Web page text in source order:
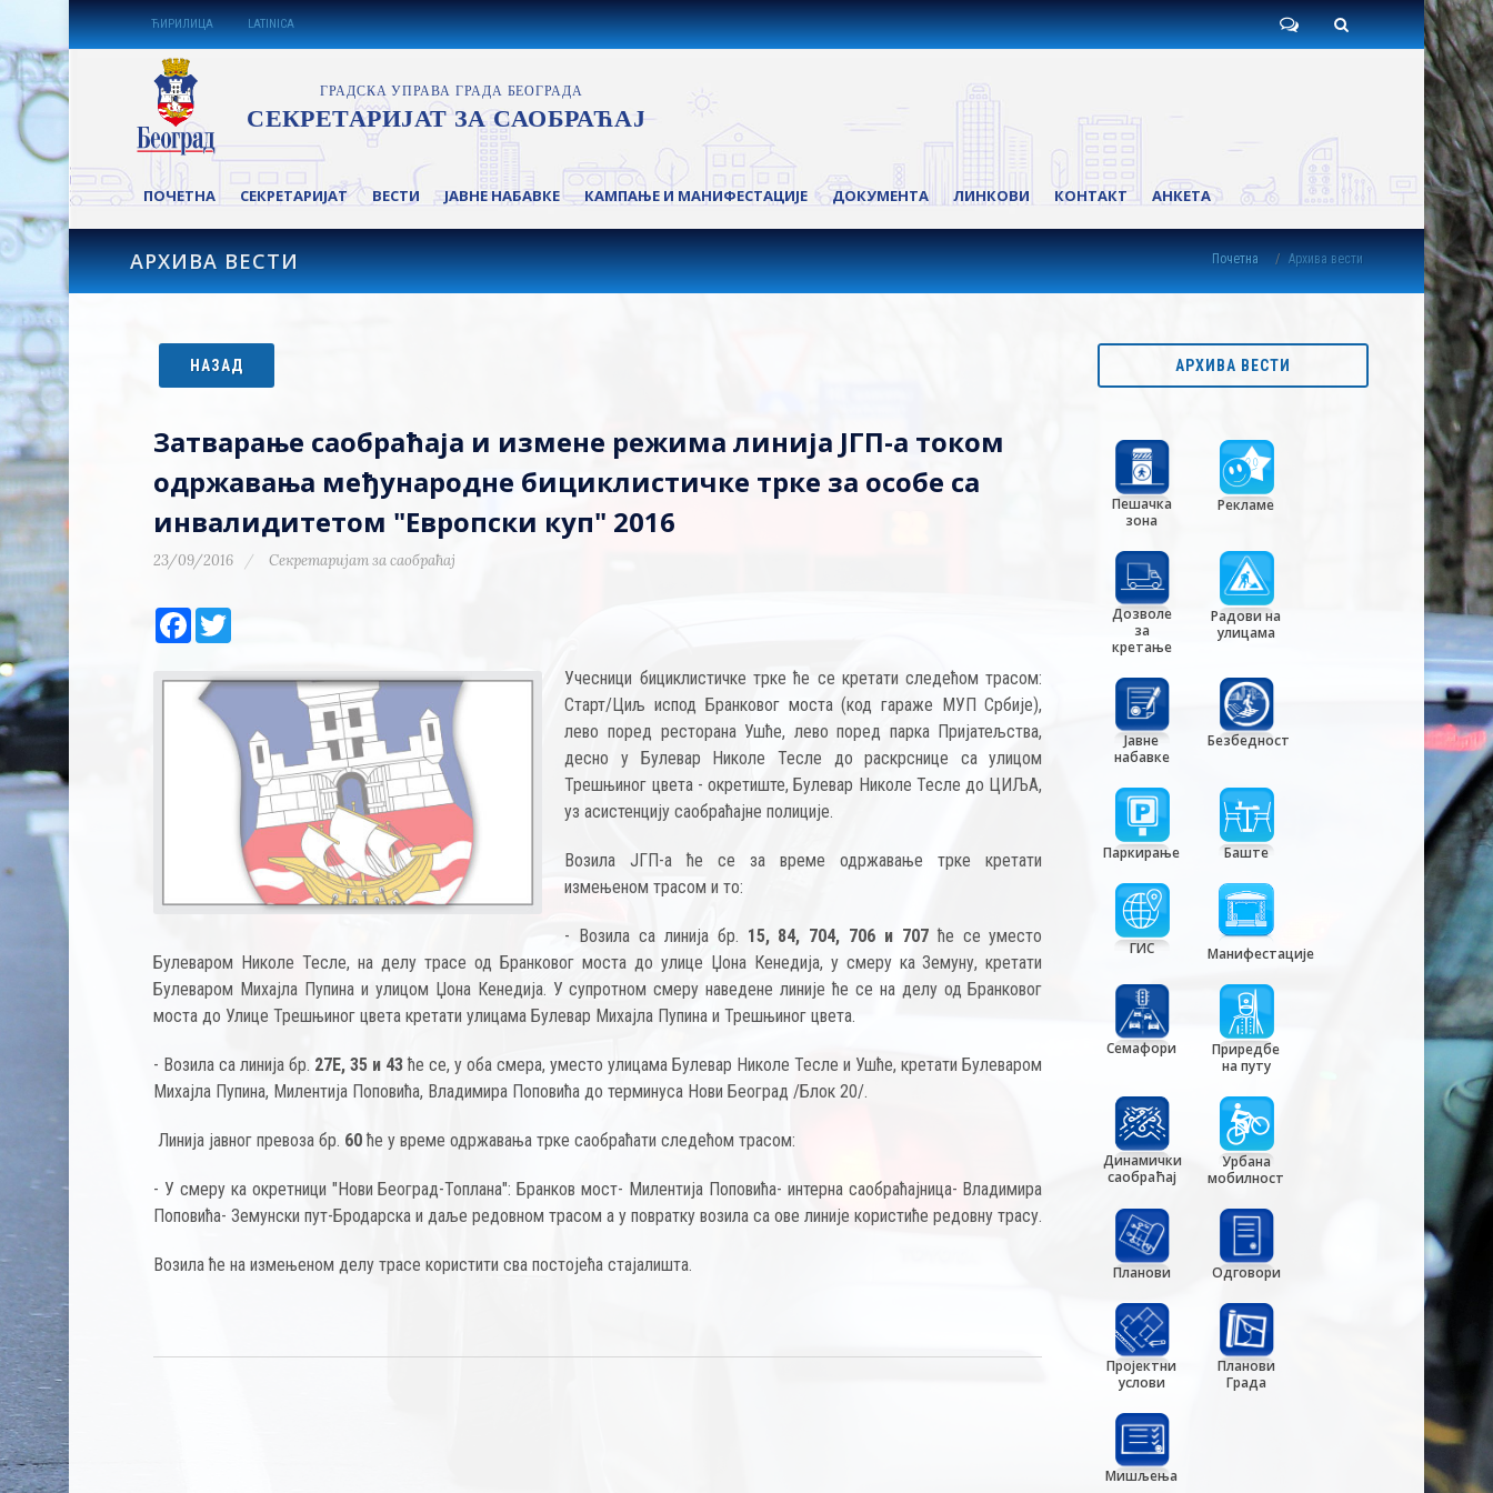
ЋИРИЛИЦА LATINICA
ПОЧЕТНА СЕКРЕТАРИЈАТ ВЕСТИ ЈАВНЕ НАБАВКЕ КАМПАЊЕ И МАНИФЕСТАЦИЈЕ ДОКУМЕНТА ЛИНКОВИ КОНТАКТ АНКЕТА
АРХИВА ВЕСТИ Почетна Архива вести
НАЗАД
Затварање саобраћаја и измене режима линија ЈГП-а током
одржавања међународне бициклистичке трке за особе са
инвалидитетом "Европски куп" 2016
23/09/2016 Секретаријат за саобраћај
Facebook
Учесници бициклистичке трке ће се кретати следећом трасом:
Старт/Циљ испод Бранковог моста (код гараже МУП Србије),
лево поред ресторана Ушће, лево поред парка Пријатељства,
десно у Булевар Николе Тесле до раскрснице са улицом
Трешњиног цвета - окретиште, Булевар Николе Тесле до ЦИЉА,
уз асистенцију саобраћајне полиције.
Возила ЈГП-а ће се за време одржавање трке кретати
измењеном трасом и то:
- Возила са линија бр. 15, 84, 704, 706 и 707ће се уместо
Булеваром Николе Тесле, на делу трасе од Бранковог моста до улице Џона Кенедија, у смеру ка Земуну, кретати
Булеваром Михајла Пупина и улицом Џона Кенедија. У супротном смеру наведене линије ће се на делу од Бранковог
моста до Улице Трешњиног цвета кретати улицама Булевар Михајла Пупина и Трешњиног цвета.
- Возила са линија бр. 27Е, 35 и 43ће се, у оба смера, уместо улицама Булевар Николе Тесле и Ушће, кретати Булеваром
Михајла Пупина, Милентија Поповића, Владимира Поповића до терминуса Нови Београд /Блок 20/.
Линија јавног превоза бр. 60ће у време одржавања трке саобраћати следећом трасом:
- У смеру ка окретници "Нови Београд-Топлана": Бранков мост- Милентија Поповића- интерна саобраћајница- Владимира
Поповића- Земунски пут-Бродарска и даље редовном трасом а у повратку возила са ове линије користиће редовну трасу.
Возила ће на измењеном делу трасе користити сва постојећа стајалишта.
АРХИВА ВЕСТИ
Пешачка
зона
Рекламе
Дозволе
за
кретање
Радови на
улицама
Јавне
набавке
Безбедност
Паркирање Баште
ГИС Манифестације
Семафори
Приредбе
на путу
Динамички
саобраћај
Урбана
мобилност
Планови Одговори
Пројектни
услови
Планови
Града
Мишљења